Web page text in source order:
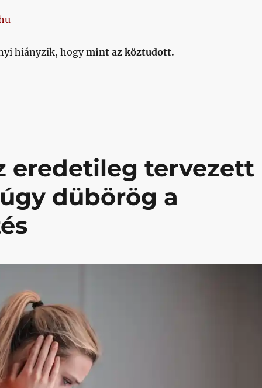
hiányzik, hogymint az köztudott.
Egyelőre halkan merik mondani, de úgy néz ki
eredetileg tervezett
dübörög a